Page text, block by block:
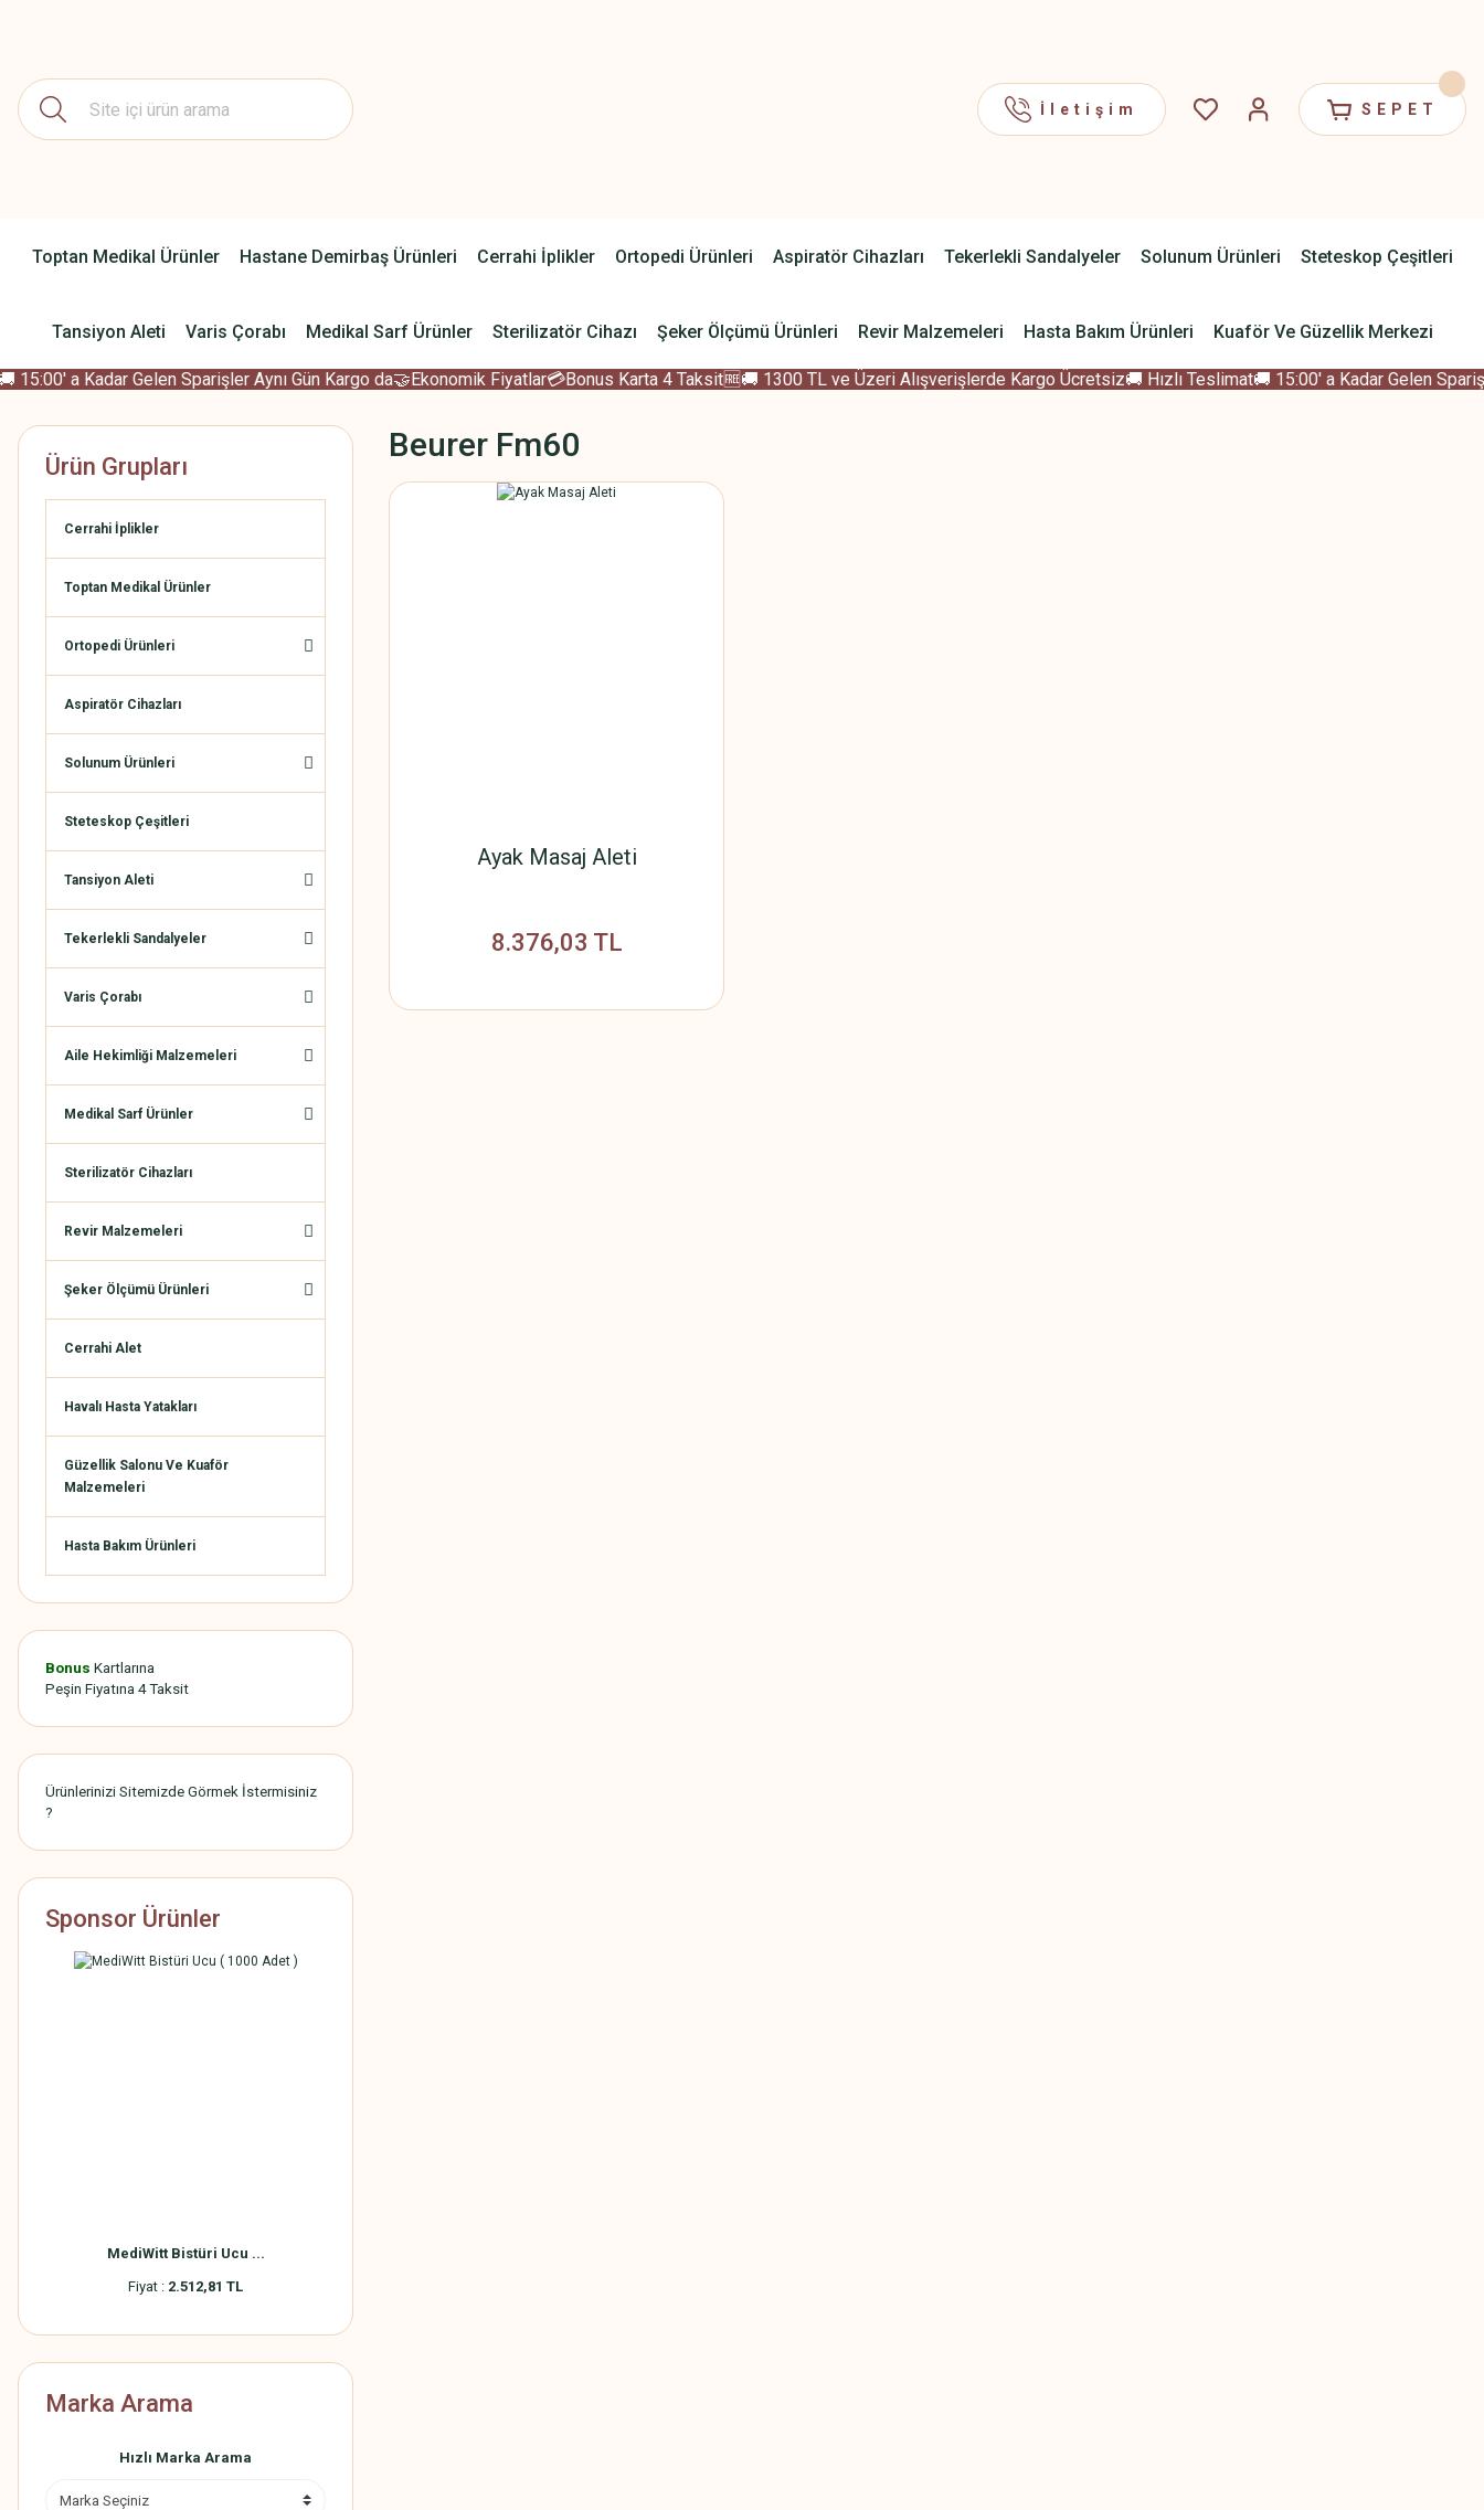
İletişim SEPET
Toptan Medikal Ürünler Hastane Demirbaş Ürünleri Cerrahi İplikler Ortopedi Ürünleri Aspiratör Cihazları Tekerlekli Sandalyeler Solunum Ürünleri Steteskop Çeşitleri
Tansiyon Aleti Varis Çorabı Medikal Sarf Ürünler Sterilizatör Cihazı Şeker Ölçümü Ürünleri Revir Malzemeleri Hasta Bakım Ürünleri Kuaför Ve Güzellik Merkezi
a Kadar Gelen Sparişler Aynı Gün Kargo da 🤝Ekonomik Fiyatlar💳Bonus Karta 4 Taksit🆓🚚 1300 TL ve Üzeri Alışverişlerde Kargo Ücretsiz🚚 Hızlı Teslimat🚚 15:00' a Kadar Gelen
Ürün Grupları
Cerrahi İplikler
Toptan Medikal Ürünler
Ortopedi Ürünleri
Aspiratör Cihazları
Solunum Ürünleri
Steteskop Çeşitleri
Tansiyon Aleti
Tekerlekli Sandalyeler
Varis Çorabı
Aile Hekimliği Malzemeleri
Medikal Sarf Ürünler
Sterilizatör Cihazları
Revir Malzemeleri
Şeker Ölçümü Ürünleri
Cerrahi Alet
Havalı Hasta Yatakları
Güzellik Salonu Ve Kuaför
Malzemeleri
Hasta Bakım Ürünleri
Bonus Kartlarına
Peşin Fiyatına 4 Taksit
Ürünlerinizi Sitemizde Görmek İstermisiniz
?
Sponsor Ürünler
MediWitt Bistüri Ucu ...
Fiyat : 2.512,81 TL
Marka Arama
Hızlı Marka Arama
Beurer Fm60
Ayak Masaj Aleti
8.376,03 TL